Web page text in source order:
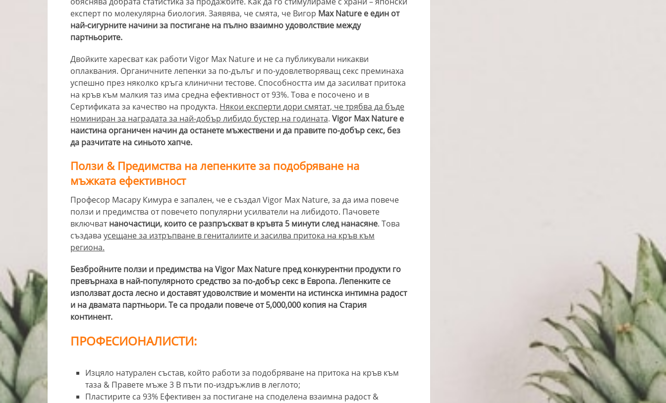
експерт по молекулярна биология. Заявява, че смята, че Вигор Max Nature е един от
най-сигурните начини за постигане на пълно взаимно удоволствие между
партньорите.
Двойките харесват как работи Vigor Max Nature и не са публикували никакви
оплаквания. Органичните лепенки за по-дълъг и по-удовлетворяващ секс преминаха
успешно през няколко кръга клинични тестове. Способността им да засилват притока
на кръв към малкия таз има средна ефективност от 93%. Това е посочено и в
Сертификата за качество на продукта. Някои експерти дори смятат, че трябва да бъде
номиниран за наградата за най-добър либидо бустер на годината. Vigor Max Nature е
наистина органичен начин да останете мъжествени и да правите по-добър секс, без
да разчитате на синьото хапче.
Ползи & Предимства на лепенките за подобряване на
мъжката ефективност
Професор Масару Кимура е запален, че е създал Vigor Max Nature, за да има повече
ползи и предимства от повечето популярни усилватели на либидото. Пачовете
включватнаночастици, които се разпръскват в кръвта 5 минути след нанасяне. Това
създава усещане за изтръпване в гениталиите и засилва притока на кръв към
региона.
Безбройните ползи и предимства на Vigor Max Nature пред конкурентни продукти го
превърнаха в най-популярното средство за по-добър секс в Европа. Лепенките се
използват доста лесно и доставят удоволствие и моменти на истинска интимна радост
и на двамата партньори. Те са продали повече от 5,000,000 копия на Стария
континент.
ПРОФЕСИОНАЛИСТИ:
Изцяло натурален състав, който работи за подобряване на притока на кръв към
таза & Правете мъже 3 В пъти по-издръжлив в леглото;
Пластирите са 93% Ефективен за постигане на споделена взаимна радост &